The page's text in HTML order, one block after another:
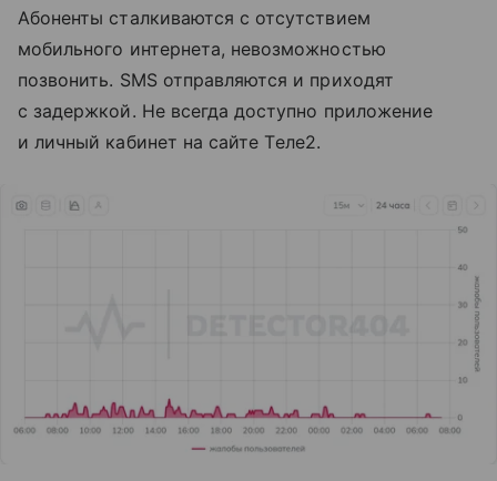
Абоненты сталкиваются с отсутствием
мобильного интернета, невозможностью
позвонить. SMS отправляются и приходят
с задержкой. Не всегда доступно приложение
и личный кабинет на сайте Tеле2.